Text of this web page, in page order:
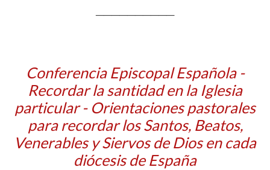
Conferencia Episcopal Española -
Recordar la santidad en la Iglesia
particular - Orientaciones pastorales
para recordar los Santos, Beatos,
Venerables y Siervos de Dios en cada
diócesis de España